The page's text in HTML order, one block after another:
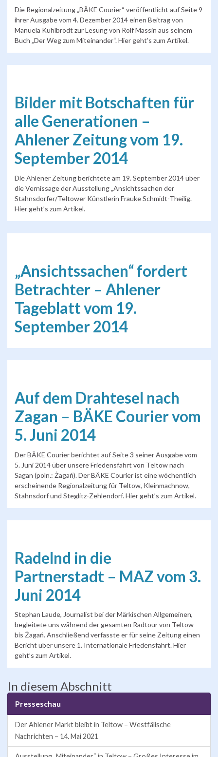
Die Regionalzeitung „BÄKE Courier“ veröffentlicht auf Seite 9
ihrer Ausgabe vom 4. Dezember 2014 einen Beitrag von
Manuela Kuhlbrodt zur Lesung von Rolf Massin aus seinem
Buch „Der Weg zum Miteinander“. Hier geht’s zum Artikel.
Bilder mit Botschaften für
alle Generationen –
Ahlener Zeitung vom 19.
September 2014
Die Ahlener Zeitung berichtete am 19. September 2014 über
die Vernissage der Ausstellung „Ansichtssachen der
Stahnsdorfer/Teltower Künstlerin Frauke Schmidt-Theilig.
Hier geht’s zum Artikel.
„Ansichtssachen“ fordert
Betrachter – Ahlener
Tageblatt vom 19.
September 2014
Auf dem Drahtesel nach
Zagan – BÄKE Courier vom
5. Juni 2014
Der BÄKE Courier berichtet auf Seite 3 seiner Ausgabe vom
5. Juni 2014 über unsere Friedensfahrt von Teltow nach
Sagan (poln.: Żagań). Der BÄKE Courier ist eine wöchentlich
erscheinende Regionalzeitung für Teltow, Kleinmachnow,
Stahnsdorf und Steglitz-Zehlendorf. Hier geht’s zum Artikel.
Radelnd in die
Partnerstadt – MAZ vom 3.
Juni 2014
Stephan Laude, Journalist bei der Märkischen Allgemeinen,
begleitete uns während der gesamten Radtour von Teltow
bis Żagań. Anschließend verfasste er für seine Zeitung einen
Bericht über unsere 1. Internationale Friedensfahrt. Hier
geht’s zum Artikel.
In diesem Abschnitt
Presseschau
Der Ahlener Markt bleibt in Teltow – Westfälische
Nachrichten – 14. Mai 2021